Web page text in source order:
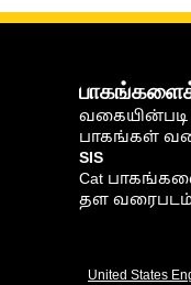
பாகங்கள்
SIS
Cat
தள
United States